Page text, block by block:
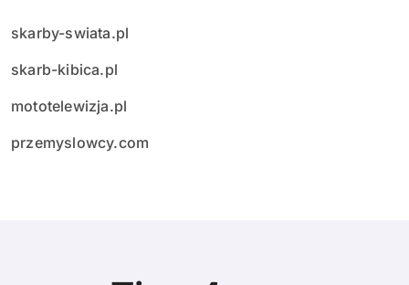
skarby-swiata.pl
skarb-kibica.pl
mototelewizja.pl
przemyslowcy.com